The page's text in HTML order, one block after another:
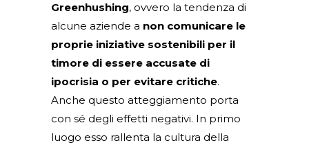
Greenhushing, ovvero la tendenza di
alcune aziende a non comunicare le
proprie iniziative sostenibili per il
timore di essere accusate di
ipocrisia o per evitare critiche.
Anche questo atteggiamento porta
con sé degli effetti negativi. In primo
luogo esso rallenta la cultura della